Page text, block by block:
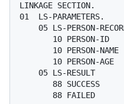
LINKAGE SECTION.
01  LS-PARAMETERS.